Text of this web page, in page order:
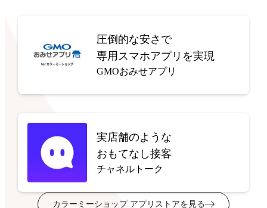
圧倒的な安さで
専用スマホアプリを実現
GMOおみせアプリ
実店舗のような
おもてなし接客
チャネルトーク
カラーミーショップ アプリストアを見る